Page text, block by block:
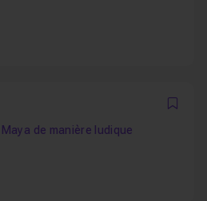
de manière ludique